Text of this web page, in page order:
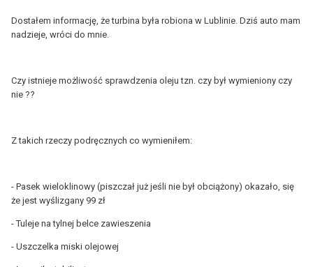
Dostałem informację, że turbina była robiona w Lublinie. Dziś auto mam
nadzieje, wróci do mnie.
Czy istnieje możliwość sprawdzenia oleju tzn. czy był wymieniony czy
nie ??
Z takich rzeczy podręcznych co wymieniłem:
- Pasek wieloklinowy (piszczał już jeśli nie był obciążony) okazało, się
że jest wyślizgany 99 zł
- Tuleje na tylnej belce zawieszenia
- Uszczelka miski olejowej